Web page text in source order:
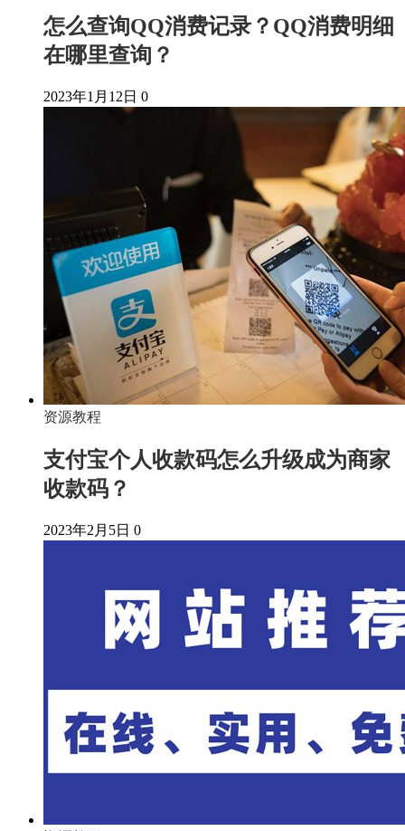
怎么查询QQ消费记录？QQ消费明细
在哪里查询？
2023年1月12日 0
资源教程
支付宝个人收款码怎么升级成为商家
收款码？
2023年2月5日 0